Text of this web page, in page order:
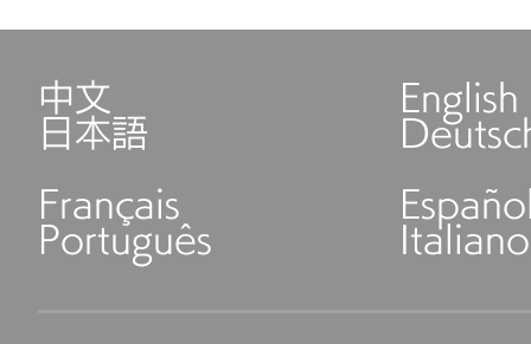
中文 English
日本語
Français
Português Italiano